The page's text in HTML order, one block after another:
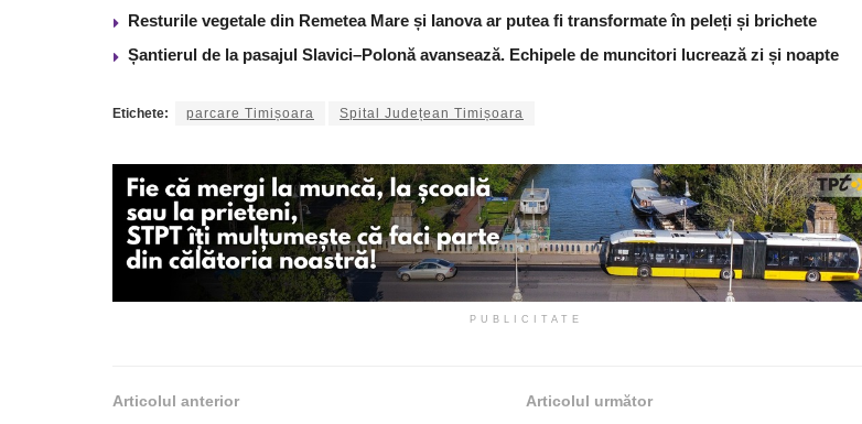
Resturile vegetale din Remetea Mare și Ianova ar putea fi transformate în peleți și brichete
Șantierul de la pasajul Slavici–Polonă avansează. Echipele de muncitori lucrează zi și noapte
Etichete: parcare Timișoara Spital Județean Timișoara
PUBLICITATE
Articolul anterior Articolul următor